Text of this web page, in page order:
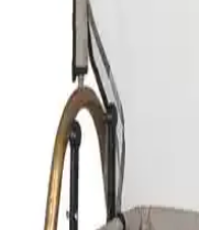
kullanım kolaylığı ve
yardımcı olur.
Bamgidoo Ahşap
Modern ve Güvenli
İki Bamgidoo ahşap beşik
Güvenlik, konfor ve
doğal malzeme ve
arasında yer alıyor.